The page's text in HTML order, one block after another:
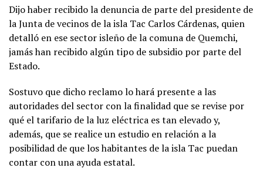
Dijo haber recibido la denuncia de parte del presidente de
la Junta de vecinos de la isla Tac Carlos Cárdenas, quien
detalló en ese sector isleño de la comuna de Quemchi,
jamás han recibido algún tipo de subsidio por parte del
Estado.
Sostuvo que dicho reclamo lo hará presente a las
autoridades del sector con la finalidad que se revise por
qué el tarifario de la luz eléctrica es tan elevado y,
además, que se realice un estudio en relación a la
posibilidad de que los habitantes de la isla Tac puedan
contar con una ayuda estatal.